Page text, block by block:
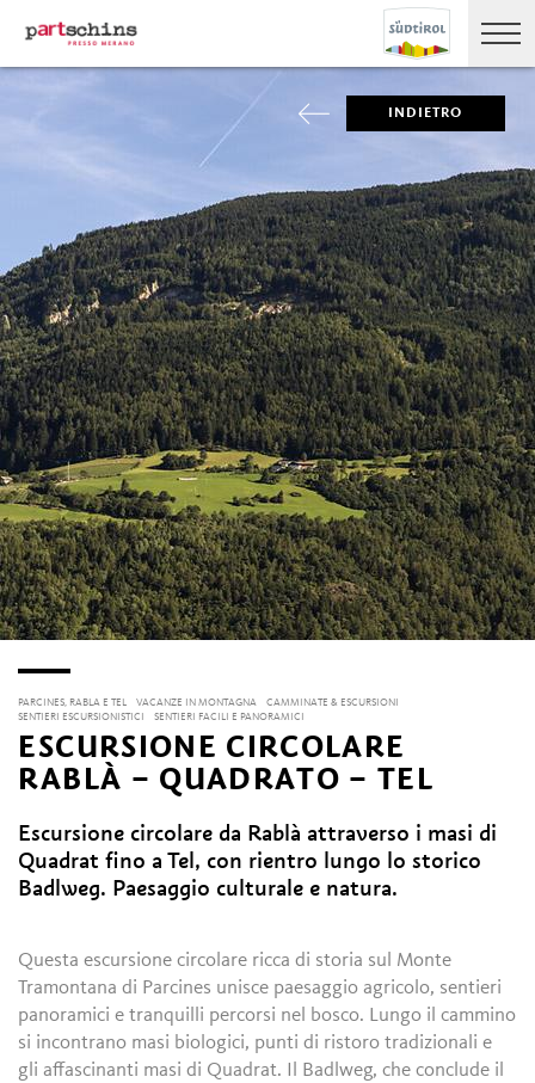
INDIETRO
PARCINES, RABLA E TEL VACANZE IN MONTAGNA
CAMMINATE & ESCURSIONI
SENTIERI ESCURSIONISTICI
SENTIERI FACILI E PANORAMICI
ESCURSIONE CIRCOLARE
RABLÀ – QUADRATO – TEL
Escursione circolare da Rablà attraverso i masi di
Quadrat fino a Tel, con rientro lungo lo storico
Badlweg. Paesaggio culturale e natura.
Questa escursione circolare ricca di storia sul Monte
Tramontana di Parcines unisce paesaggio agricolo, sentieri
panoramici e tranquilli percorsi nel bosco. Lungo il cammino
si incontrano masi biologici, punti di ristoro tradizionali e
gli affascinanti masi di Quadrat. Il Badlweg, che conclude il